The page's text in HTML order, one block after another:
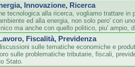
Innovazione, Ricerca
tecnologica alla ricerca, vogliamo trattare in
ed alla energia, non solo pero' con
ma anche con quello politico, piu' ampio,
Fiscalità, Previdenza
sulle tematiche economiche e
sulle problematiche tributarie, fiscali,
Stato.